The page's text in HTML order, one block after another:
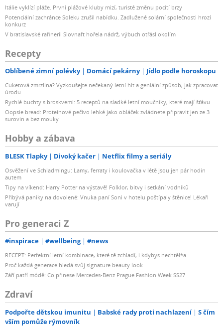
Itálie vyklízí pláže. První plážové kluby mizí, turisté změnu pocítí brzy
Potenciální zachránce Soleku zrušil nabídku. Zadlužené solární společnosti hrozí
konkurz
V bratislavské rafinerii Slovnaft hořela nádrž, výbuch otřásl okolím
Recepty
Oblíbené zimní polévky Domácí pekárny Jídlo podle horoskopu
Cuketová zmrzlina? Vyzkoušejte nečekaný letní hit a geniální způsob, jak zpracovat
úrodu
Rychlé buchty s broskvemi: 5 receptů na sladké letní moučníky, které mají šťávu
Oopsie bread: Proteinové pečivo lehké jako obláček zvládnete připravit jen ze 3
surovin a bez mouky
Hobby a zábava
BLESK Tlapky Divoký kačer Netflix filmy a seriály
Osvěžení ve Schladmingu: Lamy, ferraty i koulovačka v létě jsou jen pár hodin
autem
Tipy na víkend: Harry Potter na výstavě! Folklor, bitvy i setkání vodníků
Přibývá paniky na dovolené: Vnuka paní Soni v hotelu poštípaly štěnice! Lékaři
varují
Pro generaci Z
#inspirace #wellbeing #news
RECEPT: Perfektní letní kombinace, které tě zchladí, i kdybys nechtěl*a
Proč každá generace hledá svůj signature beauty look
Září patří módě: Co přinese Mercedes-Benz Prague Fashion Week SS27
Zdraví
Podpořte dětskou imunitu Babské rady proti nachlazení
S čím
vším pomůže rýmovník